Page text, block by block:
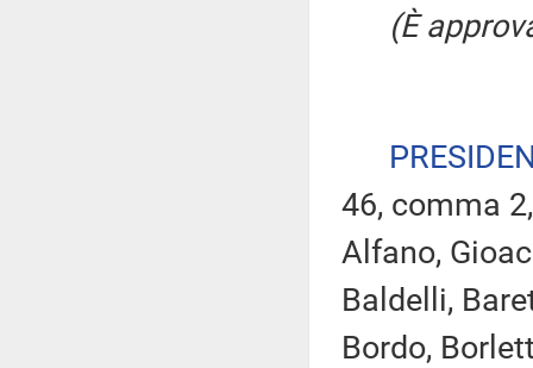
(È
46, comma
Alfano,
Baldelli,
Bordo,